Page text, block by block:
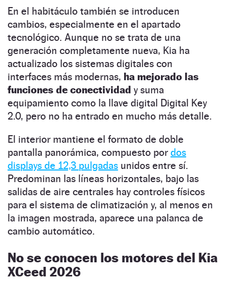
En el habitáculo también se introducen
cambios, especialmente en el apartado
tecnológico. Aunque no se trata de una
generación completamente nueva, Kia ha
actualizado los sistemas digitales con
interfaces más modernas, ha mejorado las
funciones de conectividad y suma
equipamiento como la llave digital Digital Key
2.0, pero no ha entrado en mucho más detalle.
El interior mantiene el formato de doble
pantalla panorámica, compuesto por dos
displays de 12,3 pulgadas unidos entre sí.
Predominan las líneas horizontales, bajo las
salidas de aire centrales hay controles físicos
para el sistema de climatización y, al menos en
la imagen mostrada, aparece una palanca de
cambio automático.
No se conocen los motores del Kia
XCeed 2026